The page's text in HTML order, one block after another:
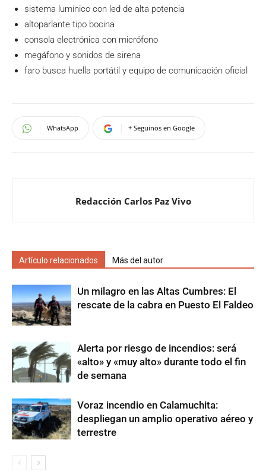
sistema lumínico con led de alta potencia
altoparlante tipo bocina
consola electrónica con micrófono
megáfono y sonidos de sirena
faro busca huella portátil y equipo de comunicación oficial
WhatsApp + Seguinos en Google
Redacción Carlos Paz Vivo
Artículo relacionados Más del autor
Un milagro en las Altas Cumbres: El
rescate de la cabra en Puesto El Faldeo
Alerta por riesgo de incendios: será
«alto» y «muy alto» durante todo el fin
de semana
Voraz incendio en Calamuchita:
despliegan un amplio operativo aéreo y
terrestre